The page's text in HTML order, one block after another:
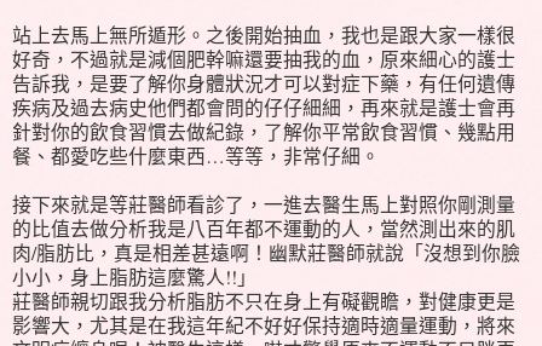
站上去馬上無所遁形。之後開始抽血，我也是跟大家一樣很
好奇，不過就是減個肥幹嘛還要抽我的血，原來細心的護士
告訴我，是要了解你身體狀況才可以對症下藥，有任何遺傳
疾病及過去病史他們都會問的仔仔細細，再來就是護士會再
針對你的飲食習慣去做紀錄，了解你平常飲食習慣、幾點用
餐、都愛吃些什麼東西…等等，非常仔細。
接下來就是等莊醫師看診了，一進去醫生馬上對照你剛測量
的比值去做分析我是八百年都不運動的人，當然測出來的肌
肉/脂肪比，真是相差甚遠啊！幽默莊醫師就說「沒想到你臉
小小，身上脂肪這麼驚人!!」
莊醫師親切跟我分析脂肪不只在身上有礙觀瞻，對健康更是
影響大，尤其是在我這年紀不好好保持適時適量運動，將來